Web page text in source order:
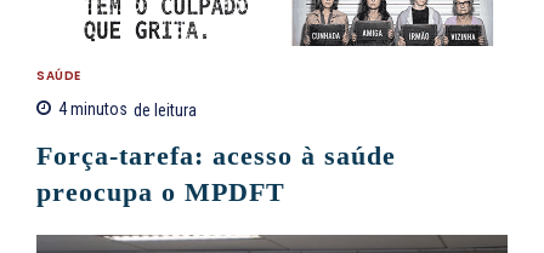
SAÚDE
4minutos de leitura
Força-tarefa: acesso à saúde
preocupa o MPDFT